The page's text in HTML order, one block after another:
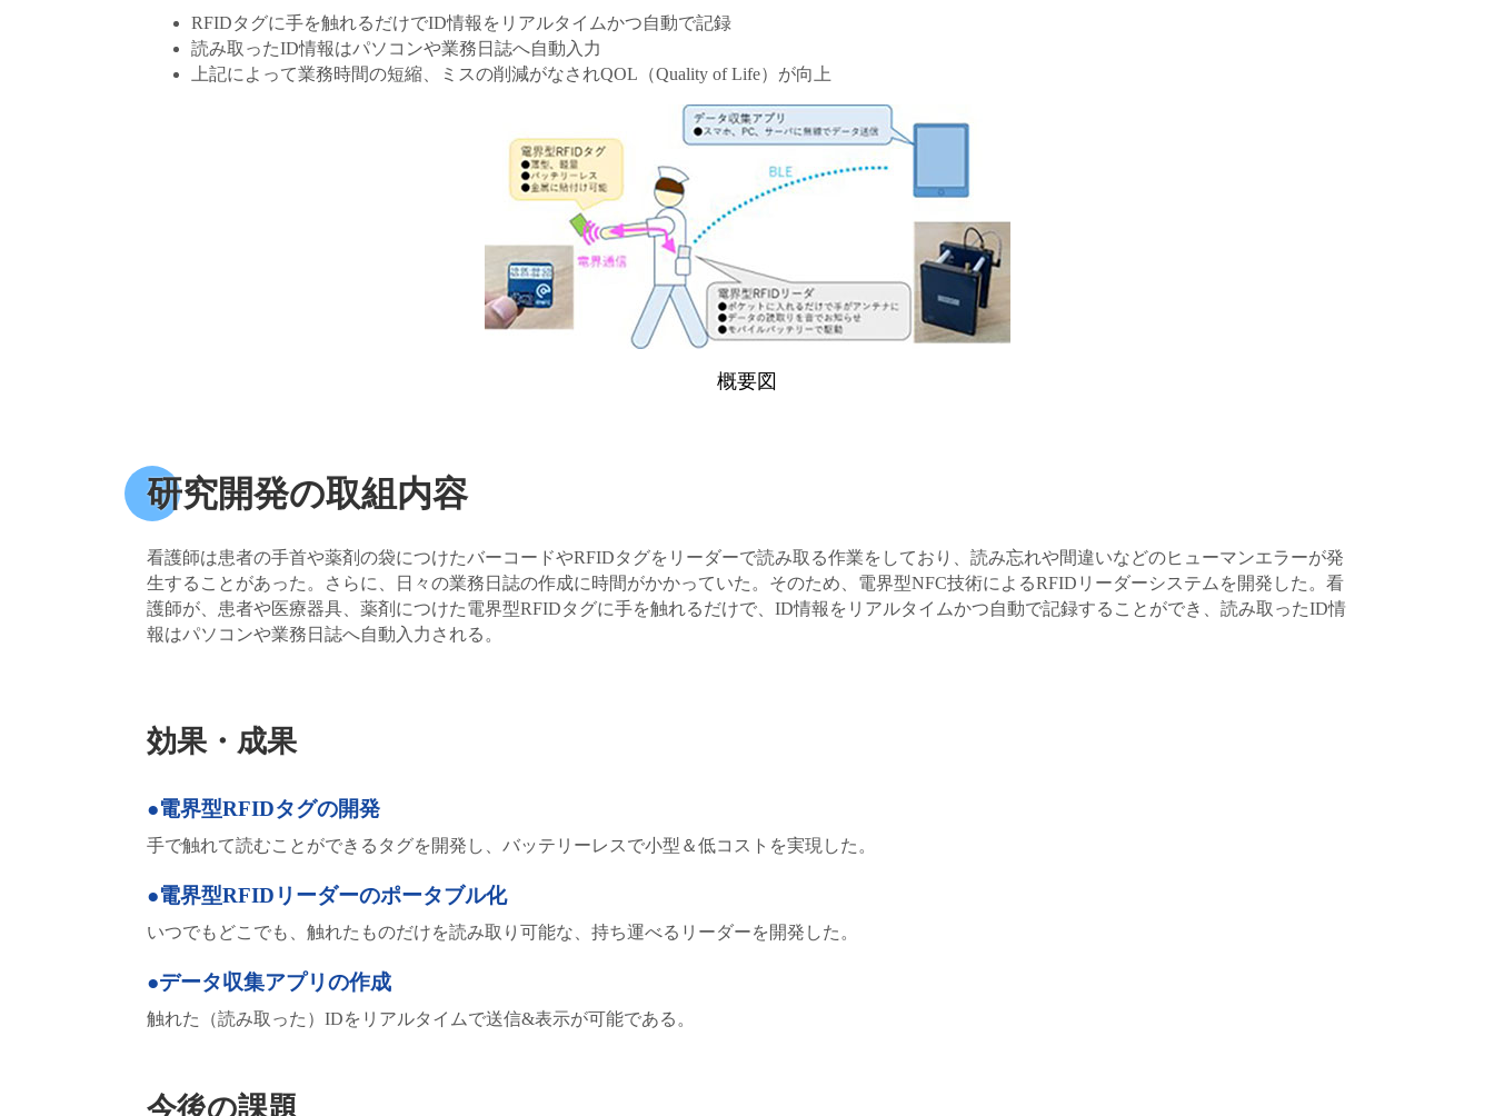
RFIDタグに手を触れるだけでID情報をリアルタイムかつ自動で記録
読み取ったID情報はパソコンや業務日誌へ自動入力
上記によって業務時間の短縮、ミスの削減がなされQOL（Quality of Life）が向上
概要図
研究開発の取組内容
看護師は患者の手首や薬剤の袋につけたバーコードやRFIDタグをリーダーで読み取る作業をしており、読み忘れや間違いなどのヒューマンエラーが発
生することがあった。さらに、日々の業務日誌の作成に時間がかかっていた。そのため、電界型NFC技術によるRFIDリーダーシステムを開発した。看
護師が、患者や医療器具、薬剤につけた電界型RFIDタグに手を触れるだけで、ID情報をリアルタイムかつ自動で記録することができ、読み取ったID情
報はパソコンや業務日誌へ自動入力される。
効果・成果
●電界型RFIDタグの開発
手で触れて読むことができるタグを開発し、バッテリーレスで小型＆低コストを実現した。
●電界型RFIDリーダーのポータブル化
いつでもどこでも、触れたものだけを読み取り可能な、持ち運べるリーダーを開発した。
●データ収集アプリの作成
触れた（読み取った）IDをリアルタイムで送信&表示が可能である。
今後の課題